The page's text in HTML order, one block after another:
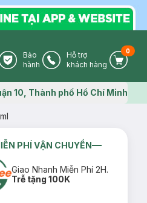
Warranty Icon
Bảo
hành
Phone Icon
Hỗ trợ
khách hàng
Cart
0
Map icon
10, Thành phố Hồ Chí Minh
PHÍ VẬN CHUYỂN
Giao Nhanh Miễn Phí 2H.
Trễ tặng 100K